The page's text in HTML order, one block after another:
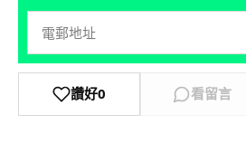
讚好0 看留言